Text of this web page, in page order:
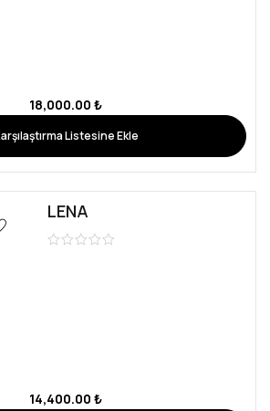
RED HEARTH
Karşılaştırma Listesine Ekle